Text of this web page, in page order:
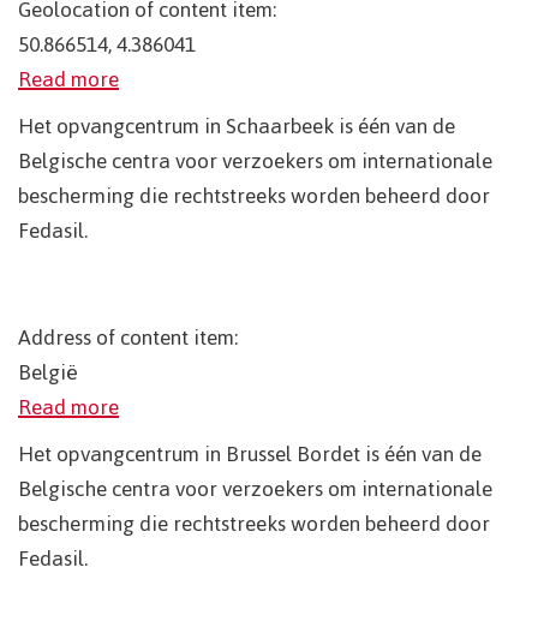
Geolocation of content item:
50.866514, 4.386041
Read more
Het opvangcentrum in Schaarbeek is één van de
Belgische centra voor verzoekers om internationale
bescherming die rechtstreeks worden beheerd door
Fedasil.
Address of content item:
België
Read more
Het opvangcentrum in Brussel Bordet is één van de
Belgische centra voor verzoekers om internationale
bescherming die rechtstreeks worden beheerd door
Fedasil.